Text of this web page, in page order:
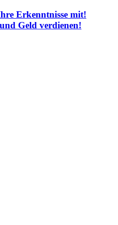
Erkenntnisse mit!
Geld verdienen!